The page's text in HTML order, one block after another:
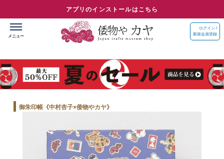
アプリのインストールはこちら
ログイン /
新規会員登録
御朱印帳《中村杏子×倭物やカヤ》